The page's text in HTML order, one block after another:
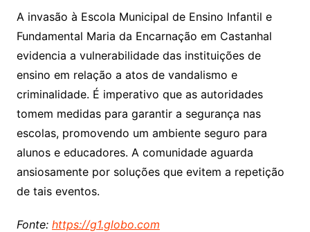
A invasão à Escola Municipal de Ensino Infantil e
Fundamental Maria da Encarnação em Castanhal
evidencia a vulnerabilidade das instituições de
ensino em relação a atos de vandalismo e
criminalidade. É imperativo que as autoridades
tomem medidas para garantir a segurança nas
escolas, promovendo um ambiente seguro para
alunos e educadores. A comunidade aguarda
ansiosamente por soluções que evitem a repetição
de tais eventos.
Fonte: https://g1.globo.com